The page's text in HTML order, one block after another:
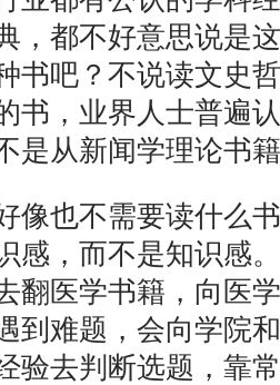
，都不好意思说是
书吧？不说读文史
书，业界人士普遍
是从新闻学理论书
也不需要读什么书
感，而不是知识感
翻医学书籍，向医
到难题，会向学院
验去判断选题，靠